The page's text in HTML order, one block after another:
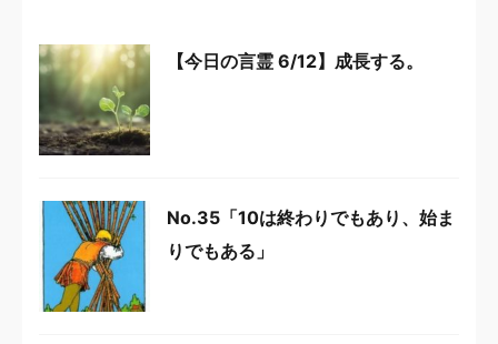
【今日の言霊 6/12】成長する。
No.35「10は終わりでもあり、始ま
りでもある」